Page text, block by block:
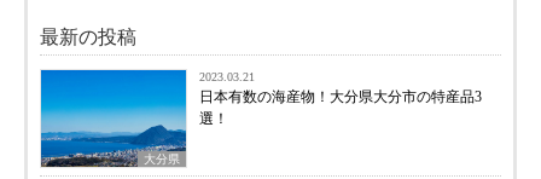
最新の投稿
大分県
2023.03.21
日本有数の海産物！大分県大分市の特産品3
選！